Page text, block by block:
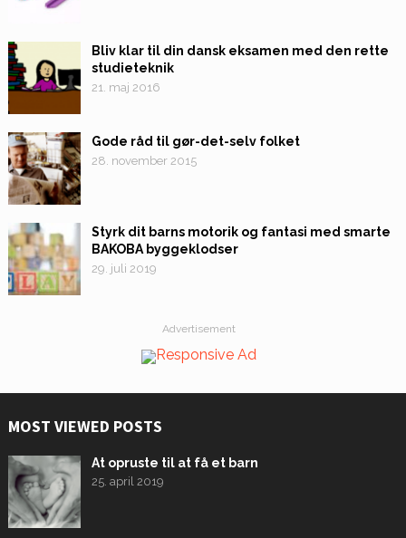
Bliv klar til din dansk eksamen med den rette
studieteknik
21. maj 2016
Gode råd til gør-det-selv folket
28. november 2015
Styrk dit barns motorik og fantasi med smarte
BAKOBA byggeklodser
29. juli 2019
Advertisement
MOST VIEWED POSTS
At opruste til at få et barn
25. april 2019